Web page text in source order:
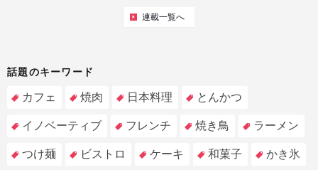
連載一覧へ
話題のキーワード
カフェ 焼肉 日本料理 とんかつ
イノベーティブ フレンチ 焼き鳥 ラーメン
つけ麺 ビストロ ケーキ 和菓子 かき氷